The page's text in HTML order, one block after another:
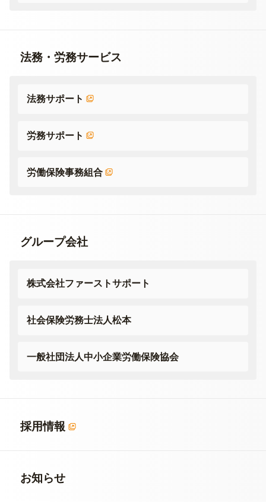
法務・労務サービス
法務サポート
労務サポート
労働保険事務組合
グループ会社
株式会社ファーストサポート
社会保険労務士法人松本
一般社団法人中小企業労働保険協会
採用情報
お知らせ